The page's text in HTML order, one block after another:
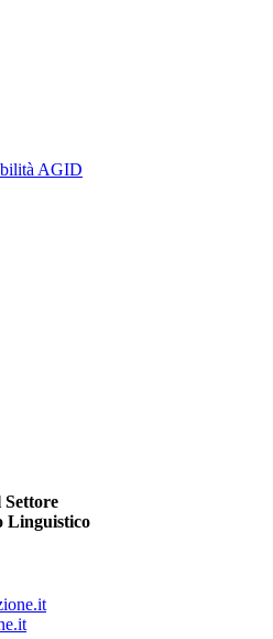
AGID
Settore
Linguistico